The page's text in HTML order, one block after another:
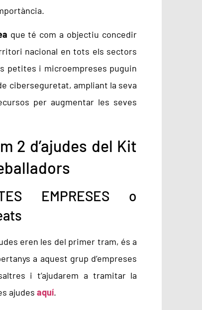
que té com a objectiu concedir
nacional en tots els sectors
petites i microempreses puguin
ciberseguretat, ampliant la seva
per augmentar les seves
2 d’ajudes del Kit
EMPRESES o
eren les del primer tram, és a
a aquest grup d’empreses
i t’ajudarem a tramitar la
ajudesaquí.